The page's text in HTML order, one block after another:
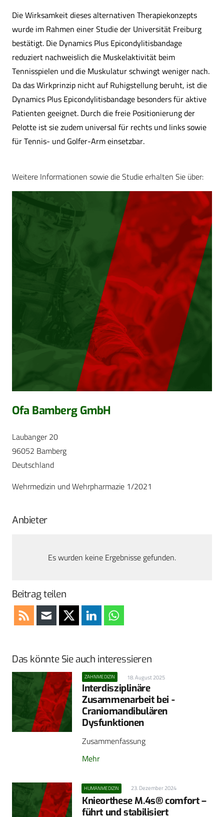
Die Wirksamkeit dieses alternativen Therapiekonzepts
wurde im Rahmen einer Studie der Universität Freiburg
bestätigt. Die Dynamics Plus Epicondylitisbandage
reduziert nachweislich die Muskelaktivität beim
Tennisspielen und die Muskulatur schwingt weniger nach.
Da das Wirkprinzip nicht auf Ruhigstellung beruht, ist die
Dynamics Plus Epicondylitisbandage besonders für aktive
Patienten geeignet. Durch die freie Positionierung der
Pelotte ist sie zudem universal für rechts und links sowie
für Tennis- und Golfer-Arm einsetzbar.
Weitere Informationen sowie die Studie erhalten Sie über:
Ofa Bamberg GmbH
Laubanger 20
96052 Bamberg
Deutschland
Wehrmedizin und Wehrpharmazie 1/2021
Anbieter
Es wurden keine Ergebnisse gefunden.
Beitrag teilen
Das könnte Sie auch interessieren
ZAHNMEDIZIN 18. August 2025
Interdisziplinäre
Zusammenarbeit bei ­
Craniomandibulären
Dysfunktionen
Zusammenfassung
Mehr
HUMANMEDIZIN 23. Dezember 2024
Knieorthese M.4s® comfort –
führt und stabilisiert